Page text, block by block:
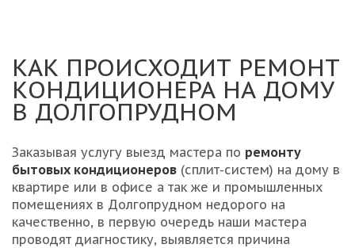
КАК ПРОИСХОДИТ РЕМОНТ
КОНДИЦИОНЕРА НА ДОМУ
В ДОЛГОПРУДНОМ
Заказывая услугу выезд мастера по ремонту
бытовых кондиционеров (сплит-систем) на дому в
квартире или в офисе а так же и промышленных
помещениях в Долгопрудном недорого на
качественно, в первую очередь наши мастера
проводят диагностику, выявляется причина